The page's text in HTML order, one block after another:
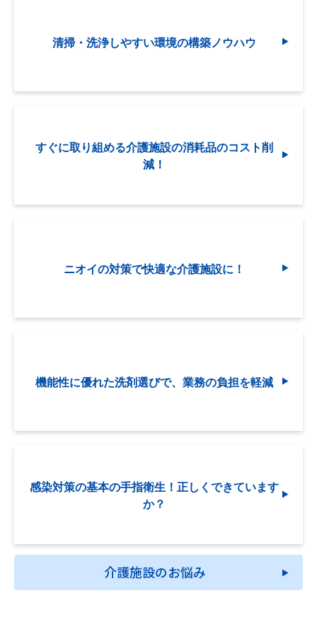
清掃・洗浄しやすい環境の構築ノウハウ
すぐに取り組める介護施設の消耗品のコスト削
減！
ニオイの対策で快適な介護施設に！
機能性に優れた洗剤選びで、業務の負担を軽減
感染対策の基本の手指衛生！正しくできています
か？
介護施設のお悩み